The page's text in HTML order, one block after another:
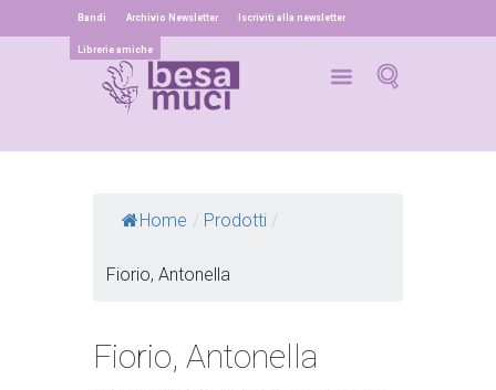
Bandi Archivio Newsletter Iscriviti alla newsletter
Librerie amiche
Home / Prodotti /
Fiorio, Antonella
Fiorio, Antonella